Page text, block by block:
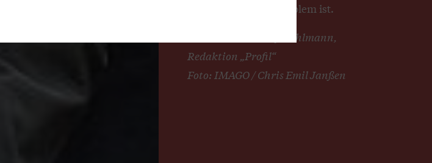
eigentliche Grundproblem ist.
Interview: Christof Dahlmann,
Redaktion „Profil“
Foto: IMAGO / Chris Emil Janßen